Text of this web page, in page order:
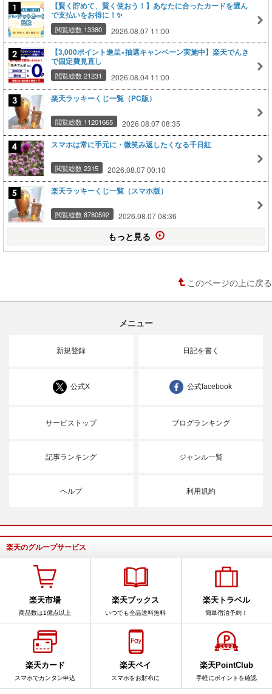
【賢く貯めて、賢く使おう！】あなたに合ったカードを選ん
で支払いをお得に！✨
閲覧総数 13380 2026.08.07 11:00
【3,000ポイント進呈×抽選キャンペーン実施中】楽天でんき
で固定費見直し
閲覧総数 21231 2026.08.04 11:00
楽天ラッキーくじ一覧（PC版）
閲覧総数 11201665 2026.08.07 08:35
スマホは常に手元に・微笑み返したくなる千日紅
閲覧総数 2315 2026.08.07 00:10
楽天ラッキーくじ一覧（スマホ版）
閲覧総数 8780592 2026.08.07 08:36
もっと見る
このページの上に戻る
メニュー
新規登録 日記を書く
公式X 公式facebook
サービストップ ブログランキング
記事ランキング ジャンル一覧
ヘルプ 利用規約
楽天のグループサービス
楽天市場
商品数は1億点以上
楽天ブックス
いつでも全品送料無料
楽天トラベル
簡単宿泊予約！
楽天カード
スマホでカンタン申込
楽天ペイ
スマホをお財布に
楽天PointClub
手軽にポイントを確認